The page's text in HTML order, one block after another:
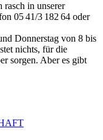
rasch in unserer
05 41/3 182 64 oder
Donnerstag von 8 bis
nichts, für die
sorgen. Aber es gibt